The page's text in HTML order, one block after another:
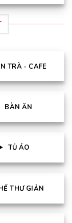
TRÀ - CAFE
BÀN ĂN
TỦ ÁO
THƯ GIẢN